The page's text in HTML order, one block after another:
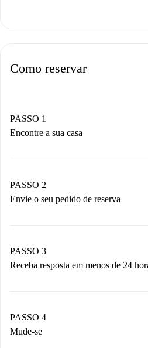
Como reservar
PASSO 1
Encontre a sua casa
Você tem todas as informações
antecipadamente.
PASSO 2
Envie o seu pedido de reserva
Não cobramos nada até que o
PASSO 3
Receba resposta em menos de 24
proprietário.
Se recusada: não cobraremos
PASSO 4
Mude-se